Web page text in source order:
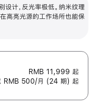
设计，反光率极低。纳米纹理
高亮光源的工作场所也能保
RMB 11,999 起
RMB 500/月 (24 期) 起